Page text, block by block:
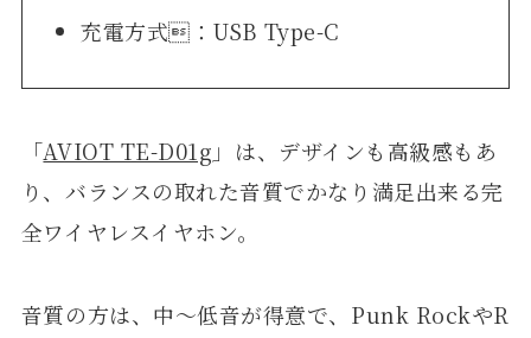
充電方式：USB Type-C
「AVIOT TE-D01g 」は、デザインも高級感もあ
り、バランスの取れた音質でかなり満足出来る完
全ワイヤレスイヤホン。
音質の方は、中〜低音が得意で、Punk RockやR